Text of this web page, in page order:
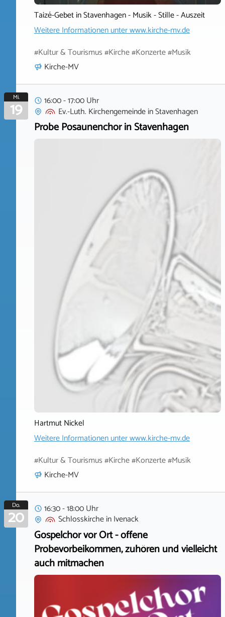
Taizé-Gebet in Stavenhagen - Musik - Stille - Auszeit
Weitere Informationen unterwww.kirche-mv.de
#Kultur & Tourismus #Kirche #Konzerte #Musik
Kirche-MV
Mi.
19
16:00 - 17:00 Uhr
Ev.-Luth. KirchengemeindeinStavenhagen
Probe Posaunenchor in Stavenhagen
Hartmut Nickel
Weitere Informationen unterwww.kirche-mv.de
#Kultur & Tourismus #Kirche #Konzerte #Musik
Kirche-MV
Do.
20
16:30 - 18:00 Uhr
SchlosskircheinIvenack
Gospelchor vor Ort - offene
Probevorbeikommen, zuhören und vielleicht
auch mitmachen